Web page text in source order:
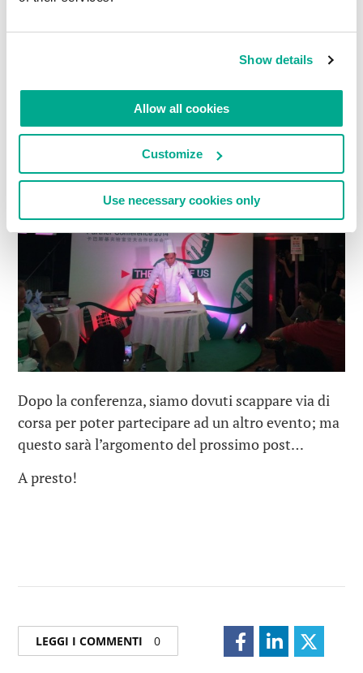
Show details
Allow all cookies
Customize
Use necessary cookies only
Dopo la conferenza, siamo dovuti scappare via di
corsa per poter partecipare ad un altro evento; ma
questo sarà l’argomento del prossimo post…
A presto!
LEGGI I COMMENTI 0